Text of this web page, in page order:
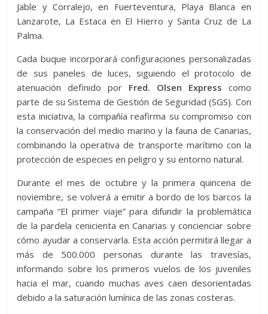
Jable y Corralejo, en Fuerteventura, Playa Blanca en
Lanzarote, La Estaca en El Hierro y Santa Cruz de La
Palma.
Cada buque incorporará configuraciones personalizadas
de sus paneles de luces, siguiendo el protocolo de
atenuación definido por Fred. Olsen Express como
parte de su Sistema de Gestión de Seguridad (SGS). Con
esta iniciativa, la compañía reafirma su compromiso con
la conservación del medio marino y la fauna de Canarias,
combinando la operativa de transporte marítimo con la
protección de especies en peligro y su entorno natural.
Durante el mes de octubre y la primera quincena de
noviembre, se volverá a emitir a bordo de los barcos la
campaña “El primer viaje” para difundir la problemática
de la pardela cenicienta en Canarias y concienciar sobre
cómo ayudar a conservarla. Esta acción permitirá llegar a
más de 500.000 personas durante las travesías,
informando sobre los primeros vuelos de los juveniles
hacia el mar, cuando muchas aves caen desorientadas
debido a la saturación lumínica de las zonas costeras.